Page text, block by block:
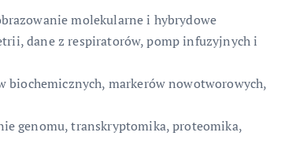
molekularne i hybrydowe
dane z respiratorów, pomp infuzyjnych i
markerów nowotworowych,
genomu, transkryptomika, proteomika,